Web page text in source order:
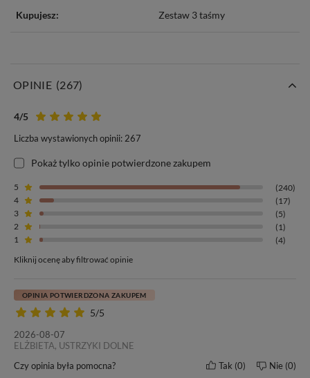
Kupujesz: Zestaw 3 taśmy
OPINIE (267)
4/5
Liczba wystawionych opinii: 267
Pokaż tylko opinie potwierdzone zakupem
5
(240)
4
(17)
3
(5)
2
(1)
1
(4)
Kliknij ocenę aby filtrować opinie
5/5
OPINIA POTWIERDZONA ZAKUPEM
2026-08-07
ELŻBIETA, USTRZYKI DOLNE
Czy opinia była pomocna?
Tak 0 Nie 0